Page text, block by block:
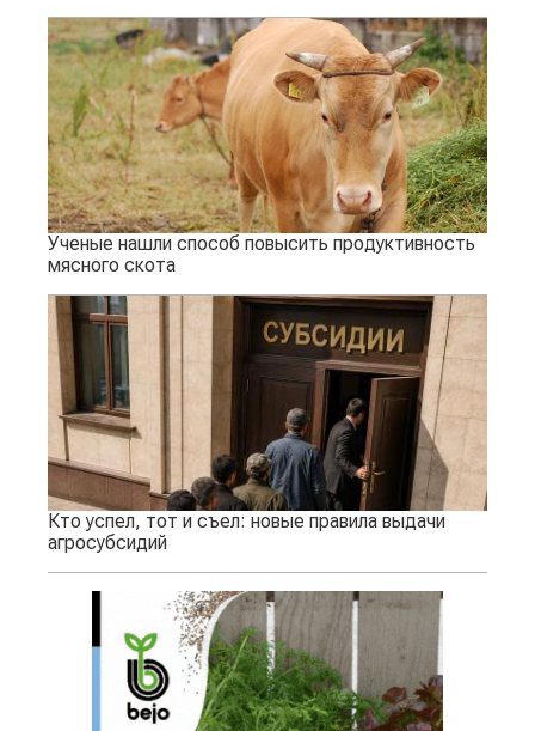
Ученые нашли способ повысить продуктивность
мясного скота
Кто успел, тот и съел: новые правила выдачи
агросубсидий